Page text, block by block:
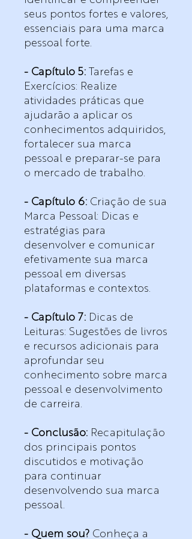
seus pontos fortes e valores,
essenciais para uma marca
pessoal forte.
- Capítulo 5:
Tarefas e
Exercícios: Realize
atividades práticas que
ajudarão a aplicar os
conhecimentos adquiridos,
fortalecer sua marca
pessoal e preparar-se para
o mercado de trabalho.
- Capítulo 6: Criação de sua
Marca Pessoal: Dicas e
estratégias para
desenvolver e comunicar
efetivamente sua marca
pessoal em diversas
plataformas e contextos.
- Capítulo 7: Dicas de
Leituras: Sugestões de livros
e recursos adicionais para
aprofundar seu
conhecimento sobre marca
pessoal e desenvolvimento
de carreira.
- Conclusão: Recapitulação
dos principais pontos
discutidos e motivação
para continuar
desenvolvendo sua marca
pessoal.
- Quem sou? Conheça a